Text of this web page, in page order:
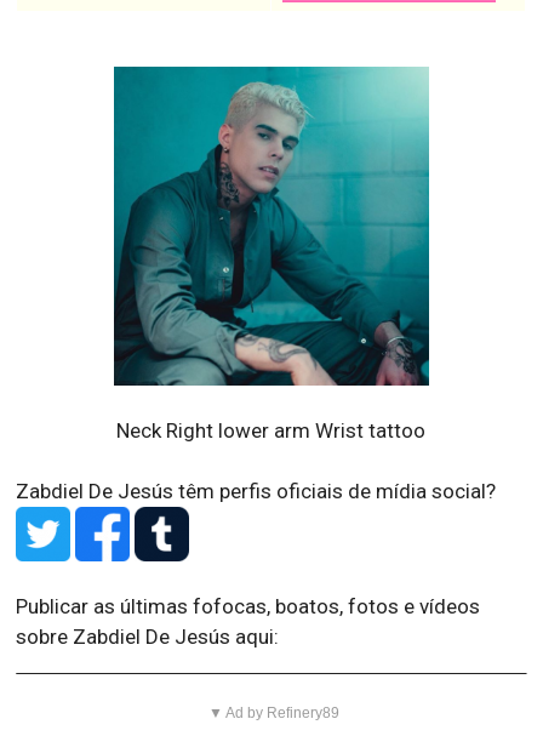
Neck Right lower arm Wrist tattoo
Zabdiel De Jesús têm perfis oficiais de mídia social?
Publicar as últimas fofocas, boatos, fotos e vídeos
sobre Zabdiel De Jesús aqui:
▼ Ad by Refinery89